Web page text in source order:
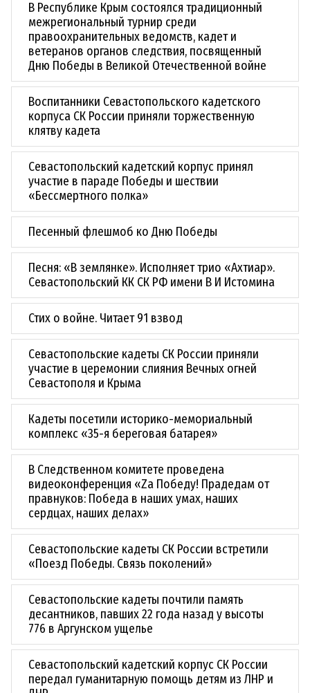
В Республике Крым состоялся традиционный
межрегиональный турнир среди
правоохранительных ведомств, кадет и
ветеранов органов следствия, посвященный
Дню Победы в Великой Отечественной войне
Воспитанники Севастопольского кадетского
корпуса СК России приняли торжественную
клятву кадета
Севастопольский кадетский корпус принял
участие в параде Победы и шествии
«Бессмертного полка»
Песенный флешмоб ко Дню Победы
Песня: «В землянке». Исполняет трио «Ахтиар».
Севастопольский КК СК РФ имени В И Истомина
Стих о войне. Читает 91 взвод
Севастопольские кадеты СК России приняли
участие в церемонии слияния Вечных огней
Севастополя и Крыма
Кадеты посетили историко-мемориальный
комплекс «35-я береговая батарея»
В Следственном комитете проведена
видеоконференция «Zа Победу! Прадедам от
правнуков: Победа в наших умах, наших
сердцах, наших делах»
Севастопольские кадеты СК России встретили
«Поезд Победы. Связь поколений»
Севастопольские кадеты почтили память
десантников, павших 22 года назад у высоты
776 в Аргунском ущелье
Севастопольский кадетский корпус СК России
передал гуманитарную помощь детям из ЛНР и